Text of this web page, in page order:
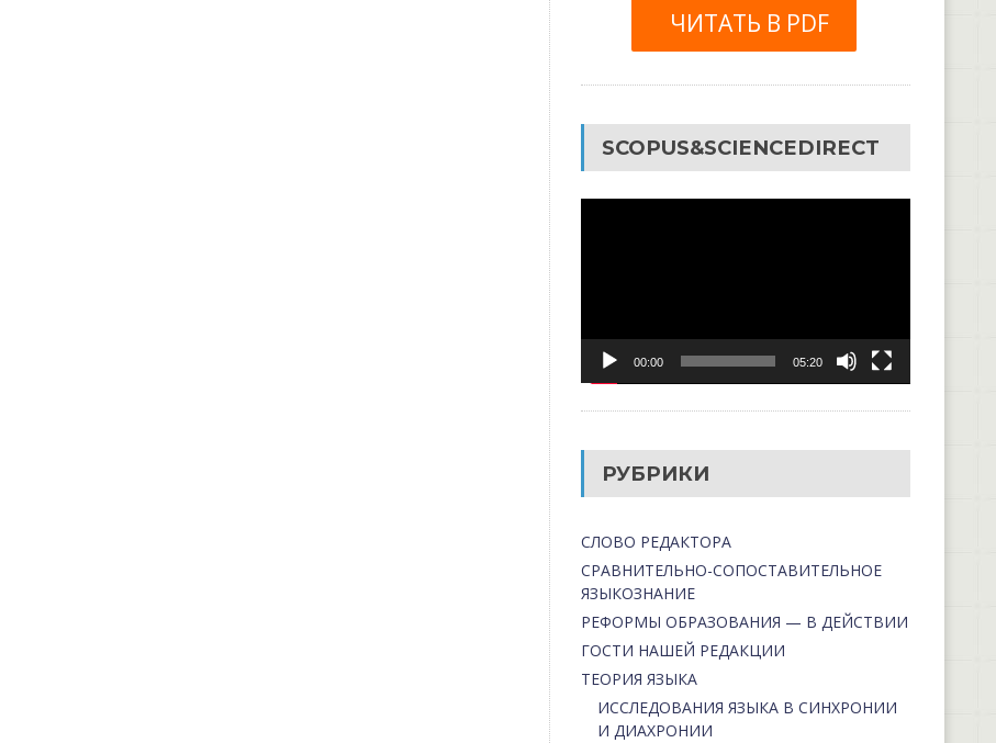
ЧИТАТЬ В PDF
SCOPUS&SCIENCEDIRECT
00:00 05:20
РУБРИКИ
СЛОВО РЕДАКТОРА
СРАВНИТЕЛЬНО-СОПОСТАВИТЕЛЬНОЕ
ЯЗЫКОЗНАНИЕ
РЕФОРМЫ ОБРАЗОВАНИЯ — В ДЕЙСТВИИ
ГОСТИ НАШЕЙ РЕДАКЦИИ
ТЕОРИЯ ЯЗЫКА
ИССЛЕДОВАНИЯ ЯЗЫКА В СИНХРОНИИ
И ДИАХРОНИИ